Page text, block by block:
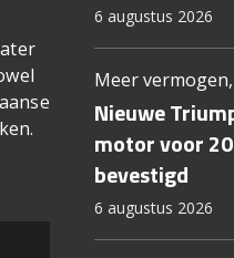
6 augustus 2026
Meer
Nieuwe
motor voor
bevestigd
6 augustus 2026